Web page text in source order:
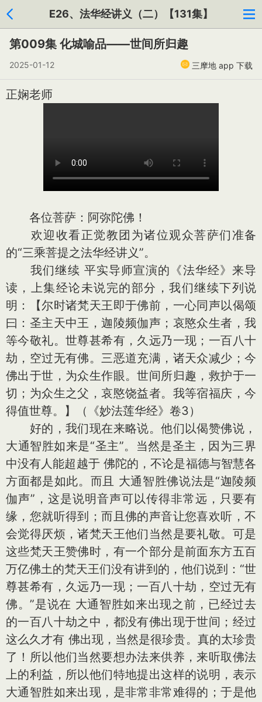
E26、法华经讲义（二）【131集】
第009集 化城喻品——世间所归趣
2025-01-12 三摩地 app 下载
正娴老师
各位菩萨：阿弥陀佛！
欢迎收看正觉教团为诸位观众菩萨们准备
的“三乘菩提之法华经讲义”。
我们继续 平实导师宣演的《法华经》来导
读，上集经论未说完的部分，我们继续下列说
明：【尔时诸梵天王即于佛前，一心同声以偈颂
曰：圣主天中王，迦陵频伽声；哀愍众生者，我
等今敬礼。世尊甚希有，久远乃一现；一百八十
劫，空过无有佛。三恶道充满，诸天众减少；今
佛出于世，为众生作眼。世间所归趣，救护于一
切；为众生之父，哀愍饶益者。我等宿福庆，今
得值世尊。】（《妙法莲华经》卷3）
好的，我们现在来略说。他们以偈赞佛说，
大通智胜如来是“圣主”。当然是圣主，因为三界
中没有人能超越于 佛陀的，不论是福德与智慧各
方面都是如此。而且 大通智胜佛说法是“迦陵频
伽声”，这是说明音声可以传得非常远，只要有
缘，您就听得到；而且佛的声音让您喜欢听，不
会觉得厌烦，诸梵天王他们当然是要礼敬。可是
这些梵天王赞佛时，有一个部分是前面东方五百
万亿佛土的梵天王们没有讲到的，他们说到：“世
尊甚希有，久远乃一现；一百八十劫，空过无有
佛。”是说在 大通智胜如来出现之前，已经过去
的一百八十劫之中，都没有佛出现于世间；经过
这么久才有 佛出现，当然是很珍贵。真的太珍贵
了！所以他们当然要想办法来供养，来听取佛法
上的利益，所以他们特地提出这样的说明，表示
大通智胜如来出现，是非常非常难得的；于是他